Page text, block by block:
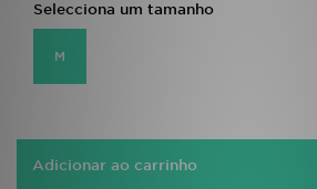
Selecciona um tamanho
M
Adicionar ao carrinho